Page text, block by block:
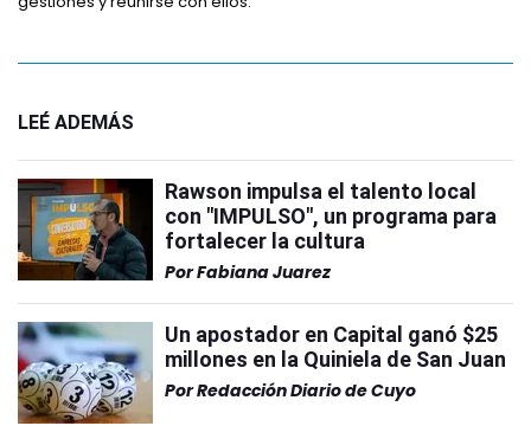
LEÉ ADEMÁS
Rawson impulsa el talento local
con "IMPULSO", un programa para
fortalecer la cultura
PorFabiana Juarez
Un apostador en Capital ganó $25
millones en la Quiniela de San Juan
PorRedacción Diario de Cuyo